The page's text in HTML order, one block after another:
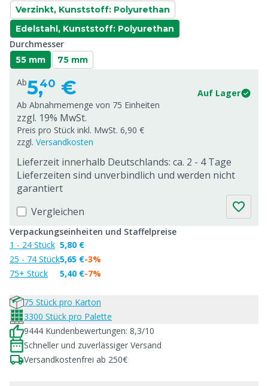
Verzinkt, Kunststoff: Polyurethan
Edelstahl, Kunststoff: Polyurethan
Durchmesser
55 mm 75 mm
Ab5,40 €
Auf Lager
Ab Abnahmemenge von 75 Einheiten
zzgl. 19% MwSt.
Preis pro Stück inkl. MwSt. 6,90 €
zzgl. Versandkosten
Lieferzeit innerhalb Deutschlands: ca. 2 - 4 Tage
Lieferzeiten sind unverbindlich und werden nicht
garantiert
Vergleichen
Verpackungseinheiten und Staffelpreise
1 - 24 Stück
25 - 74 Stück
75+ Stück
5,80 €
5,65 €
5,40 €
-3%
-7%
75 Stück pro Karton
3300 Stück pro Palette
9444 Kundenbewertungen: 8,3/10
Schneller und zuverlässiger Versand
Versandkostenfrei ab 250€